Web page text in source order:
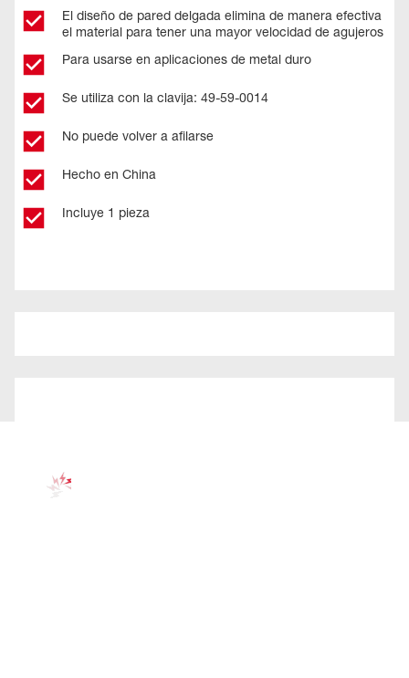
El diseño de pared delgada elimina de manera efectiva
el material para tener una mayor velocidad de agujeros
Para usarse en aplicaciones de metal duro
Se utiliza con la clavija: 49-59-0014
No puede volver a afilarse
Hecho en China
Incluye 1 pieza